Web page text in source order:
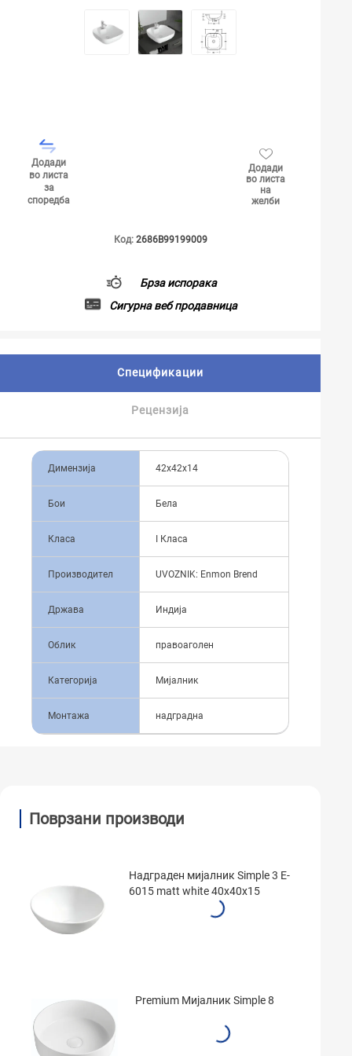
Додади
во листа
за
споредба
Додади
во листа
на
желби
Код: 2686B99199009
Брза испорака
Сигурна веб продавница
Спецификации
Рецензија
Димензија 42x42x14
Бои Бела
Класа I Класа
Производител UVOZNIK: Enmon Brend
Држава Индија
Облик правоаголен
Категорија Мијалник
Монтажа надградна
Поврзани производи
Надграден мијалник Simple 3 E-
6015 matt white 40x40x15
Premium Мијалник Simple 8